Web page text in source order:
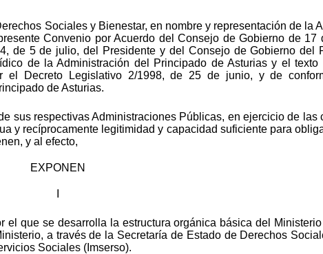
Sociales y Bienestar, en nombre y representación de la
Convenio por Acuerdo del Consejo de Gobierno de 17
de 5 de julio, del Presidente y del Consejo de Gobierno del
de la Administración del Principado de Asturias y el texto
el Decreto Legislativo 2/1998, de 25 de junio, y de
de Asturias.
sus respectivas Administraciones Públicas, en ejercicio de las
y recíprocamente legitimidad y capacidad suficiente para
y al efecto,
EXPONEN
el que se desarrolla la estructura orgánica básica del
a través de la Secretaría de Estado de Derechos
Sociales (Imserso).